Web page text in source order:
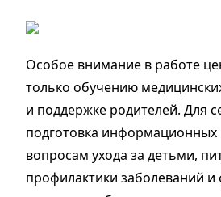
Особое внимание в работе
только обучению
и поддержке родителей. Для
подготовка информационных
вопросам ухода за детьми,
профилактики заболеваний